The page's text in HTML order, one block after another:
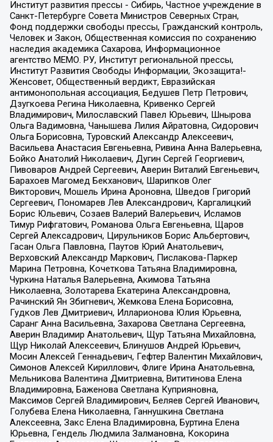
Институт развития прессы - Сибирь, Частное учреждение в
Санкт-Петербурге Совета Министров Северных Стран,
Фонд поддержки свободы прессы, Гражданский контроль,
Человек и Закон, Общественная комиссия по сохранению
наследия академика Сахарова, Информационное
агентство МЕМО. РУ, Институт региональной прессы,
Институт Развития Свободы Информации, Экозащита!-
Женсовет, Общественный вердикт, Евразийская
антимонопольная ассоциация, Бедушев Петр Петрович,
Дзугкоева Регина Николаевна, Кривенко Сергей
Владимирович, Милославский Павел Юрьевич, Шнырова
Ольга Вадимовна, Чанышева Лилия Айратовна, Сидорович
Ольга Борисовна, Туровский Александр Алексеевич,
Васильева Анастасия Евгеньевна, Ривина Анна Валерьевна,
Бойко Анатолий Николаевич, Дугин Сергей Георгиевич,
Пивоваров Андрей Сергеевич, Аверин Виталий Евгеньевич,
Барахоев Магомед Бекханович, Шарипков Олег
Викторович, Мошель Ирина Ароновна, Шведов Григорий
Сергеевич, Пономарев Лев Александрович, Каргалицкий
Борис Юльевич, Созаев Валерий Валерьевич, Исламов
Тимур Рифгатович, Романова Ольга Евгеньевна, Щаров
Сергей Алексадрович, Цирульников Борис Альбертович,
Гасан Ольга Павловна, Паутов Юрий Анатольевич,
Верховский Александр Маркович, Пислакова-Паркер
Марина Петровна, Кочеткова Татьяна Владимировна,
Чуркина Наталья Валерьевна, Акимова Татьяна
Николаевна, Золотарева Екатерина Александровна,
Рачинский Ян Збигневич, Жемкова Елена Борисовна,
Гудков Лев Дмитриевич, Илларионова Юлия Юрьевна,
Саранг Анна Васильевна, Захарова Светлана Сергеевна,
Аверин Владимир Анатольевич, Щур Татьяна Михайловна,
Щур Николай Алексеевич, Блинушов Андрей Юрьевич,
Мосин Алексей Геннадьевич, Гефтер Валентин Михайлович,
Симонов Алексей Кириллович, Флиге Ирина Анатольевна,
Мельникова Валентина Дмитриевна, Вититинова Елена
Владимировна, Баженова Светлана Куприяновна,
Максимов Сергей Владимирович, Беляев Сергей Иванович,
Голубева Елена Николаевна, Ганнушкина Светлана
Алексеевна, Закс Елена Владимировна, Буртина Елена
Юрьевна, Гендель Людмила Залмановна, Кокорина